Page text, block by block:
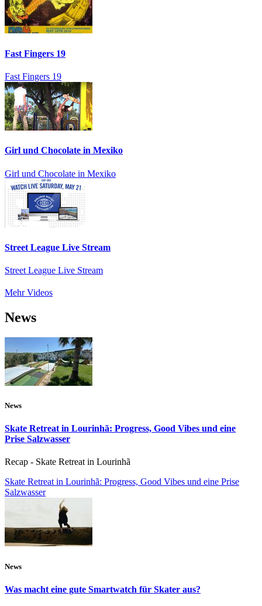
Fast Fingers 19
Fast Fingers 19
Girl und Chocolate in Mexiko
Girl und Chocolate in Mexiko
Street League Live Stream
Street League Live Stream
Mehr Videos
News
News
Skate Retreat in Lourinhã: Progress, Good Vibes und eine
Prise Salzwasser
Recap - Skate Retreat in Lourinhã
Skate Retreat in Lourinhã: Progress, Good Vibes und eine Prise
Salzwasser
News
Was macht eine gute Smartwatch für Skater aus?